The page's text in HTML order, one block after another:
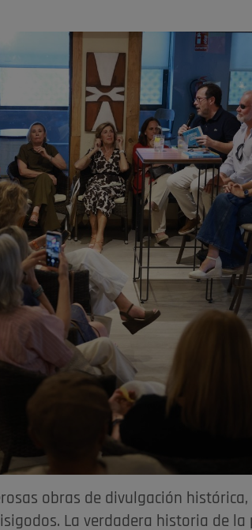
obras de divulgación histórica,
La verdadera historia de la